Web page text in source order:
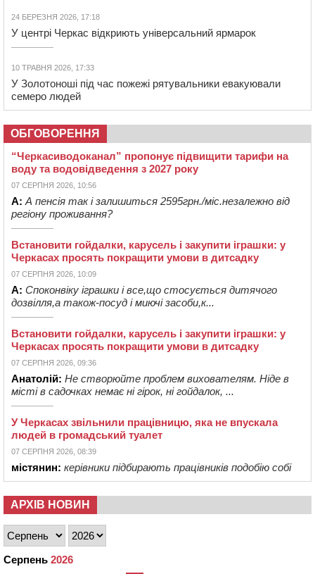
24 БЕРЕЗНЯ 2026, 17:18
У центрі Черкас відкриють універсальний ярмарок
10 ТРАВНЯ 2026, 17:33
У Золотоноші під час пожежі рятувальники евакуювали
семеро людей
ОБГОВОРЕННЯ
“Черкасиводоканал” пропонує підвищити тарифи на
воду та водовідведення з 2027 року
07 СЕРПНЯ 2026, 10:56
А: А пенсія так і залишиться 2595грн./міс.незалежно від
регіону проживання?
Встановити гойдалки, карусель і закупити іграшки: у
Черкасах просять покращити умови в дитсадку
07 СЕРПНЯ 2026, 10:09
А: Споконвіку іграшки і все,що стосується дитячого
дозвілля,а також-посуд і миючі засоби,к...
Встановити гойдалки, карусель і закупити іграшки: у
Черкасах просять покращити умови в дитсадку
07 СЕРПНЯ 2026, 09:36
Анатолій: Не створюйте проблем вихователям. Ніде в
місті в садочках немає ні гірок, ні гойдалок, ...
У Черкасах звільнили працівницю, яка не впускала
людей в громадський туалет
07 СЕРПНЯ 2026, 08:39
містянин: керівники підбирають працівників подобію собі
АРХІВ НОВИН
Серпень 2026